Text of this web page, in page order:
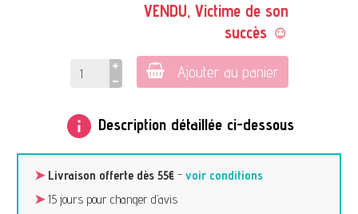
VENDU, Victime de son
succès ☺
Ajouter au panier
info Description détaillée ci-dessous
➤ Livraison offerte dès 55€ -voir conditions
➤15 jours pour changer d’avis